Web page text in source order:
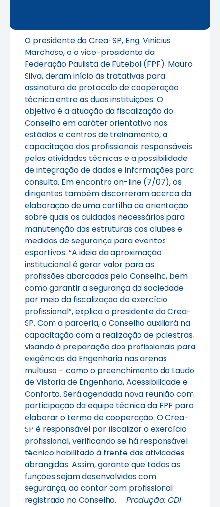
O presidente do Crea-SP, Eng. Vinicius
Marchese, e o vice-presidente da
Federação Paulista de Futebol (FPF), Mauro
Silva, deram início às tratativas para
assinatura de protocolo de cooperação
técnica entre as duas instituições. O
objetivo é a atuação da fiscalização do
Conselho em caráter orientativo nos
estádios e centros de treinamento, a
capacitação dos profissionais responsáveis
pelas atividades técnicas e a possibilidade
de integração de dados e informações para
consulta. Em encontro on-line (7/07), os
dirigentes também discorreram acerca da
elaboração de uma cartilha de orientação
sobre quais os cuidados necessários para
manutenção das estruturas dos clubes e
medidas de segurança para eventos
esportivos. “A ideia da aproximação
institucional é gerar valor para as
profissões abarcadas pelo Conselho, bem
como garantir a segurança da sociedade
por meio da fiscalização do exercício
profissional”, explica o presidente do Crea-
SP. Com a parceria, o Conselho auxiliará na
capacitação com a realização de palestras,
visando à preparação dos profissionais para
exigências da Engenharia nas arenas
multiuso – como o preenchimento do Laudo
de Vistoria de Engenharia, Acessibilidade e
Conforto. Será agendada nova reunião com
participação da equipe técnica da FPF para
elaborar o termo de cooperação. O Crea-
SP é responsável por fiscalizar o exercício
profissional, verificando se há responsável
técnico habilitado à frente das atividades
abrangidas. Assim, garante que todas as
funções sejam desenvolvidas com
segurança, ao contar com profissional
registrado no Conselho. Produção: CDI